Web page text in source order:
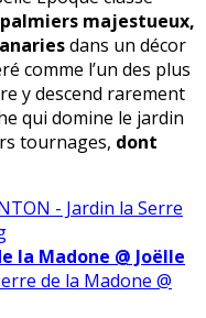
palmiers majestueux,
dans un décor
comme l’un des plus
y descend rarement
qui domine le jardin
tournages, dont
la Madone @ Joëlle
de la Madone @